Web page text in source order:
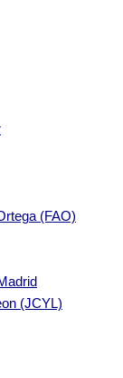
(FAO)
(JCYL)